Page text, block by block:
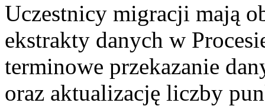
Uczestnicy migracji mają
ekstrakty danych w
terminowe przekazanie
oraz aktualizację liczby